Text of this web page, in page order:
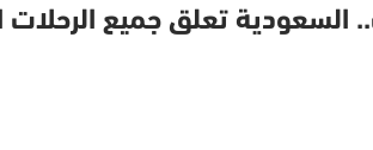
السعودية تعلق جميع